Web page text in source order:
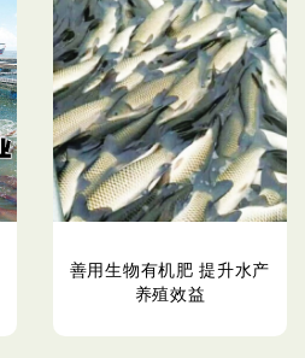
善用生物有机肥 提升水产
养殖效益